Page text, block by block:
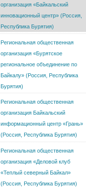
организация «Байкальский
инновационный центр» (Россия,
Республика Бурятия)
Региональная общественная
организация «Бурятское
региональное объединение по
Байкалу» (Россия, Республика
Бурятия)
Региональная общественная
организация Байкальский
информационный центр «Грань»
(Россия, Республика Бурятия)
Региональная общественная
организация «Деловой клуб
«Теплый северный Байкал»
(Россия, Республика Бурятия)